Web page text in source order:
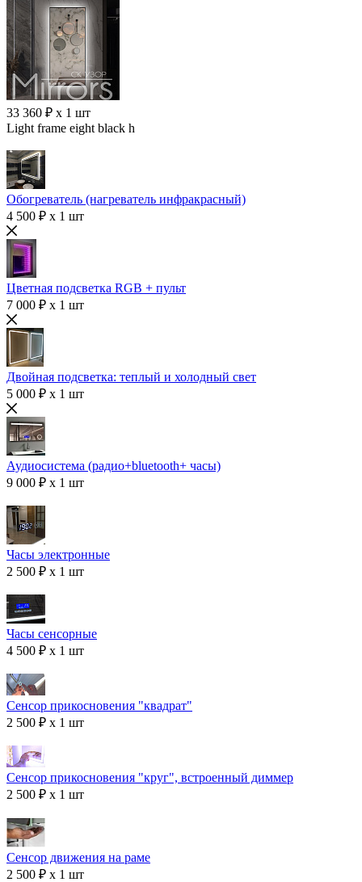
33 360 ₽ x 1 шт
Light frame eight black h
Обогреватель (нагреватель инфракрасный)
4 500 ₽ x 1 шт
Цветная подсветка RGB + пульт
7 000 ₽ x 1 шт
Двойная подсветка: теплый и холодный свет
5 000 ₽ x 1 шт
Аудиосистема (радио+bluetooth+ часы)
9 000 ₽ x 1 шт
Часы электронные
2 500 ₽ x 1 шт
Часы сенсорные
4 500 ₽ x 1 шт
Сенсор прикосновения "квадрат"
2 500 ₽ x 1 шт
Сенсор прикосновения "круг", встроенный диммер
2 500 ₽ x 1 шт
Сенсор движения на раме
2 500 ₽ x 1 шт